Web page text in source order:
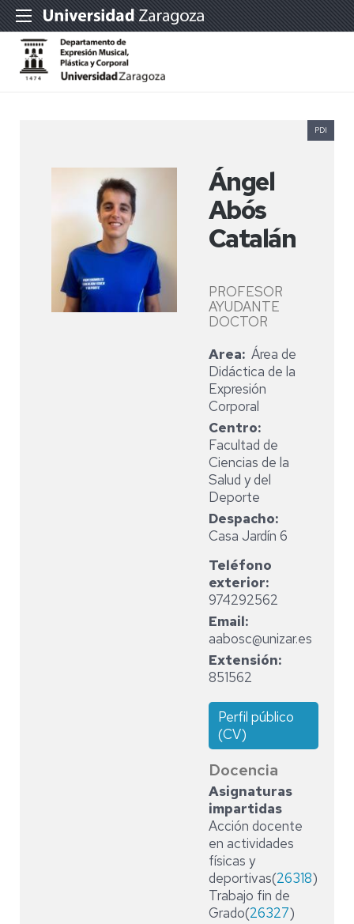
Ángel
Abós
Catalán
PROFESOR
AYUDANTE
DOCTOR
PDI
Area Área de
Didáctica de la
Expresión
Corporal
Centro
Facultad de
Ciencias de la
Salud y del
Deporte
Despacho
Casa Jardín 6
Teléfono
exterior
974292562
Email
aabosc@unizar.es
Extensión
851562
Perfil público
(CV)
Docencia
Asignaturas
impartidas
Acción docente
en actividades
físicas y
deportivas(26318)
Trabajo fin de
Grado(26327)